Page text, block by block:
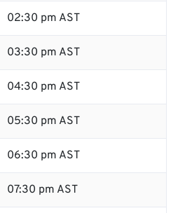
02:30 pm AST
03:30 pm AST
04:30 pm AST
05:30 pm AST
06:30 pm AST
07:30 pm AST